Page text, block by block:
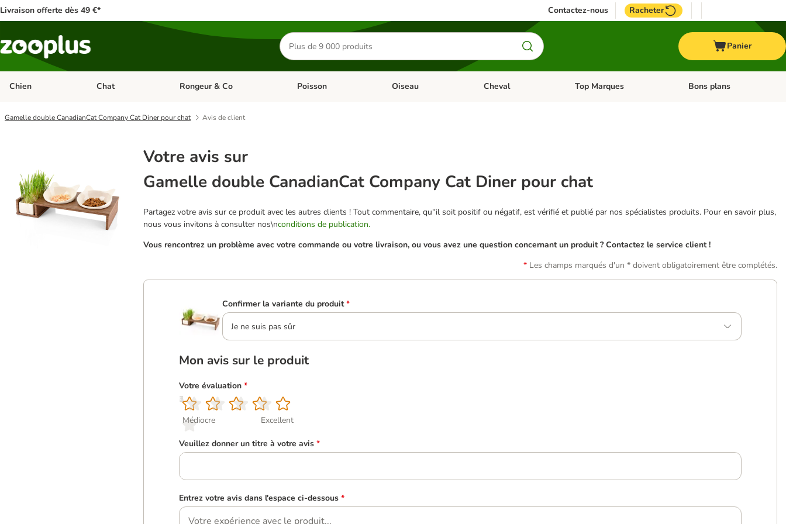
Livraison offerte dès 49 €* Contactez-nous Racheter
Rechercher
des
produits
Panier
Chien Dérouler les catégories: Chien
Chat Dérouler les catégories: Chat
Rongeur & Co Dérouler les catégories: Rongeur & Co
Poisson Dérouler les catégories: Poisson
Oiseau Dérouler les catégories: Oiseau
Cheval Dérouler les catégories: Cheval
Top Marques Dérouler les catégories: Top
Bons plans
Gamelle double CanadianCat Company Cat Diner pour chat Avis de client
Votre avis sur
Gamelle double CanadianCat Company Cat Diner pour chat
Partagez votre avis sur ce produit avec les autres clients ! Tout commentaire, qu''il soit positif ou négatif, est vérifié et publié par nos spécialistes produits. Pour en savoir plus,
nous vous invitons à consulter nos\nconditions de publication.
Vous rencontrez un problème avec votre commande ou votre livraison, ou vous avez une question concernant un produit ? Contactez le service client !
Les champs marqués d'un * doivent obligatoirement être complétés.
Confirmer la variante du produit *
Je ne suis pas sûr
Mon avis sur le produit
Votre évaluation *
1
Médiocre
2
3
4
5
Excellent
Veuillez donner un titre à votre avis *
Entrez votre avis dans l'espace ci-dessous *